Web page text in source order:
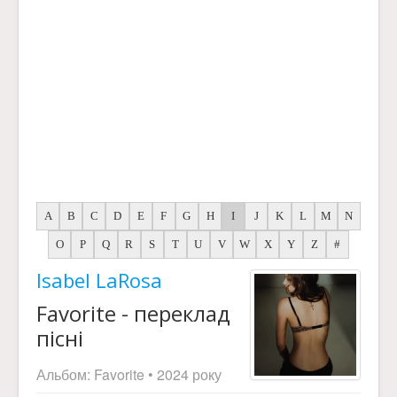
A B C D E F G H I J K L M N
O P Q R S T U V W X Y Z #
Isabel LaRosa
Favorite - переклад
пісні
Альбом: Favorite • 2024 року